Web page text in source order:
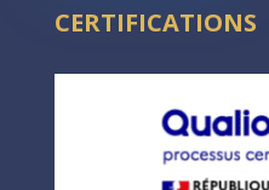
CERTIFICATIONS